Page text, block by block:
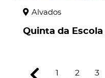
Alvados
Quinta da Escola
1 2 3